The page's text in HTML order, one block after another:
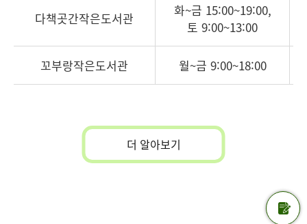
다책곳간작은도서관
화~금 15:00~19:00,
토 9:00~13:00
꼬부랑작은도서관 월~금 9:00~18:00
더 알아보기